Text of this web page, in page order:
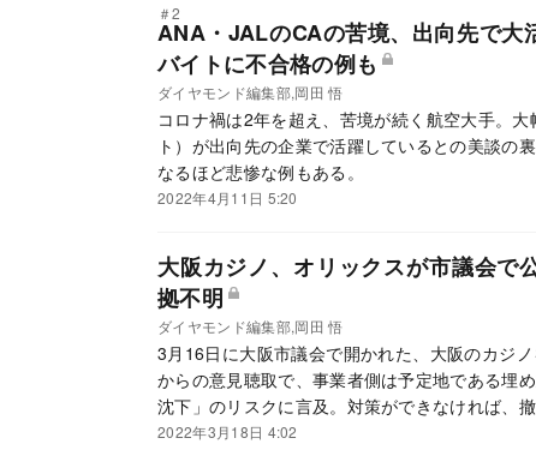
＃2
ANA・JALのCAの苦境、出向先で大
バイトに不合格の例も
ダイヤモンド編集部,岡田 悟
コロナ禍は2年を超え、苦境が続く航空大手。
ト）が出向先の企業で活躍しているとの美談の
なるほど悲惨な例もある。
2022年4月11日 5:20
大阪カジノ、オリックスが市議会で
拠不明
ダイヤモンド編集部,岡田 悟
3月16日に大阪市議会で開かれた、大阪のカジ
からの意見聴取で、事業者側は予定地である埋
沈下」のリスクに言及。対策ができなければ、
い」と述べた。市はこれまで、事業者側の同様
2022年3月18日 4:02